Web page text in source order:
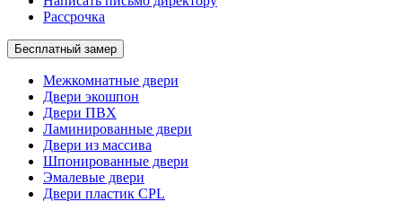
Рассрочка
Бесплатный замер
Межкомнатные двери
Двери экошпон
Двери ПВХ
Ламинированные двери
Двери из массива
Шпонированные двери
Эмалевые двери
Двери пластик CPL